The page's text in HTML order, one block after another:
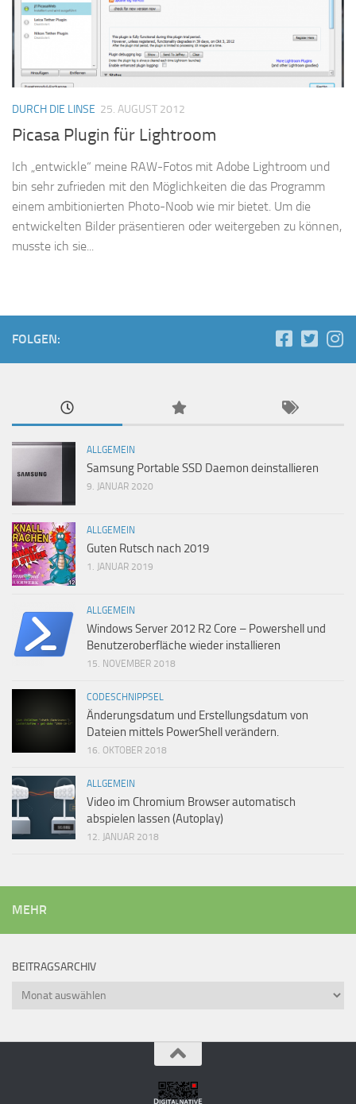
DURCH DIE LINSE 25. AUGUST 2012
Picasa Plugin für Lightroom
Ich „entwickle“ meine RAW-Fotos mit Adobe Lightroom und
bin sehr zufrieden mit den Möglichkeiten die das Programm
einem ambitionierten Photo-Noob wie mir bietet. Um die
entwickelten Bilder präsentieren oder weitergeben zu können,
musste ich sie...
FOLGEN:
ALLGEMEIN
Samsung Portable SSD Daemon deinstallieren
9. JANUAR 2020
ALLGEMEIN
Guten Rutsch nach 2019
1. JANUAR 2019
ALLGEMEIN
Windows Server 2012 R2 Core – Powershell und
Benutzeroberfläche wieder installieren
15. NOVEMBER 2018
CODESCHNIPPSEL
Änderungsdatum und Erstellungsdatum von
Dateien mittels PowerShell verändern.
16. OKTOBER 2018
ALLGEMEIN
Video im Chromium Browser automatisch
abspielen lassen (Autoplay)
12. JANUAR 2018
MEHR
BEITRAGSARCHIV
Beitragsarchiv